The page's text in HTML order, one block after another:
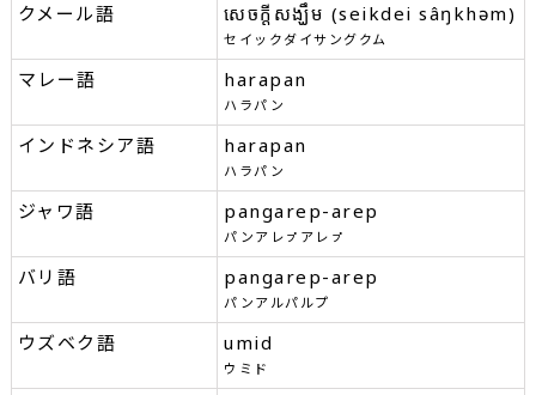
クメール語 សេចក្តីសង្ឃឹម (seikdei sâŋkhəm)
セイックダイサングクム
マレー語 harapan
ハラパン
インドネシア語 harapan
ハラパン
ジャワ語 pangarep-arep
パンアレㇷ゚アレㇷ゚
バリ語 pangarep-arep
パンアルパルプ
ウズベク語 umid
ウミド